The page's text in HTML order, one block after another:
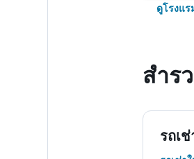
ดูโรงแ
สำร
รถเช่